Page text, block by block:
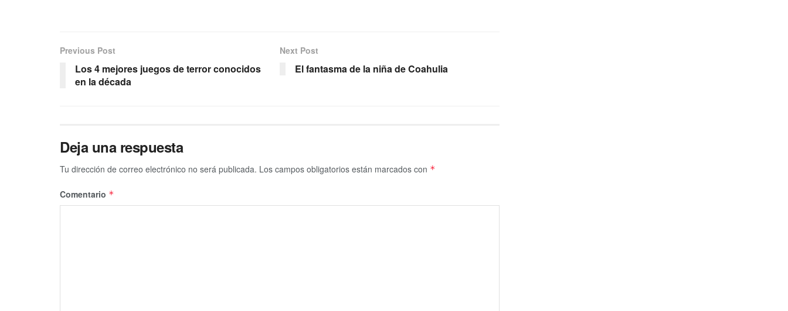
Previous Post
Los 4 mejores juegos de terror conocidos
en la década
Next Post
El fantasma de la niña de Coahulia
Deja una respuesta
Tu dirección de correo electrónico no será publicada. Los campos obligatorios están marcados con *
Comentario *